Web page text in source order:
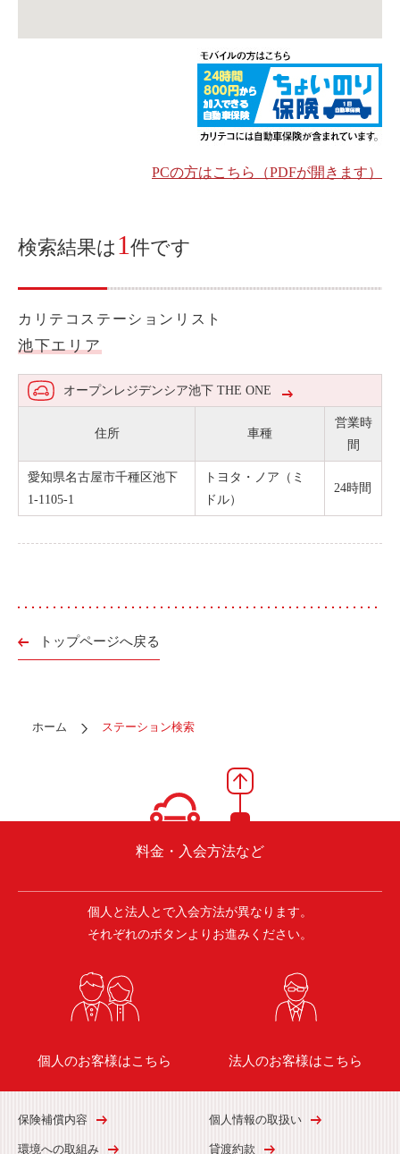
お問い合わせ お知らせ
会員ログイン
環境への取組み
サイトマップ
PCの方はこちら（PDFが開きます）
検索結果は 1 件です
カリテコステーションリスト
池下エリア
オープンレジデンシア池下 THE ONE
住所 車種
営業時
間
愛知県名古屋市千種区池下
1-1105-1
トヨタ・ノア（ミ
ドル）
24時間
トップページへ戻る
ホーム ステーション検索
料金・入会方法など
個人と法人とで入会方法が異なります。
それぞれのボタンよりお進みください。
個人のお客様はこちら 法人のお客様はこちら
保険補償内容 個人情報の取扱い
環境への取組み 貸渡約款